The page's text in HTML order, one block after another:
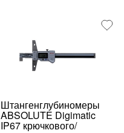
Штангенглубиномеры
ABSOLUTE Digimatic
IP67 крючкового/